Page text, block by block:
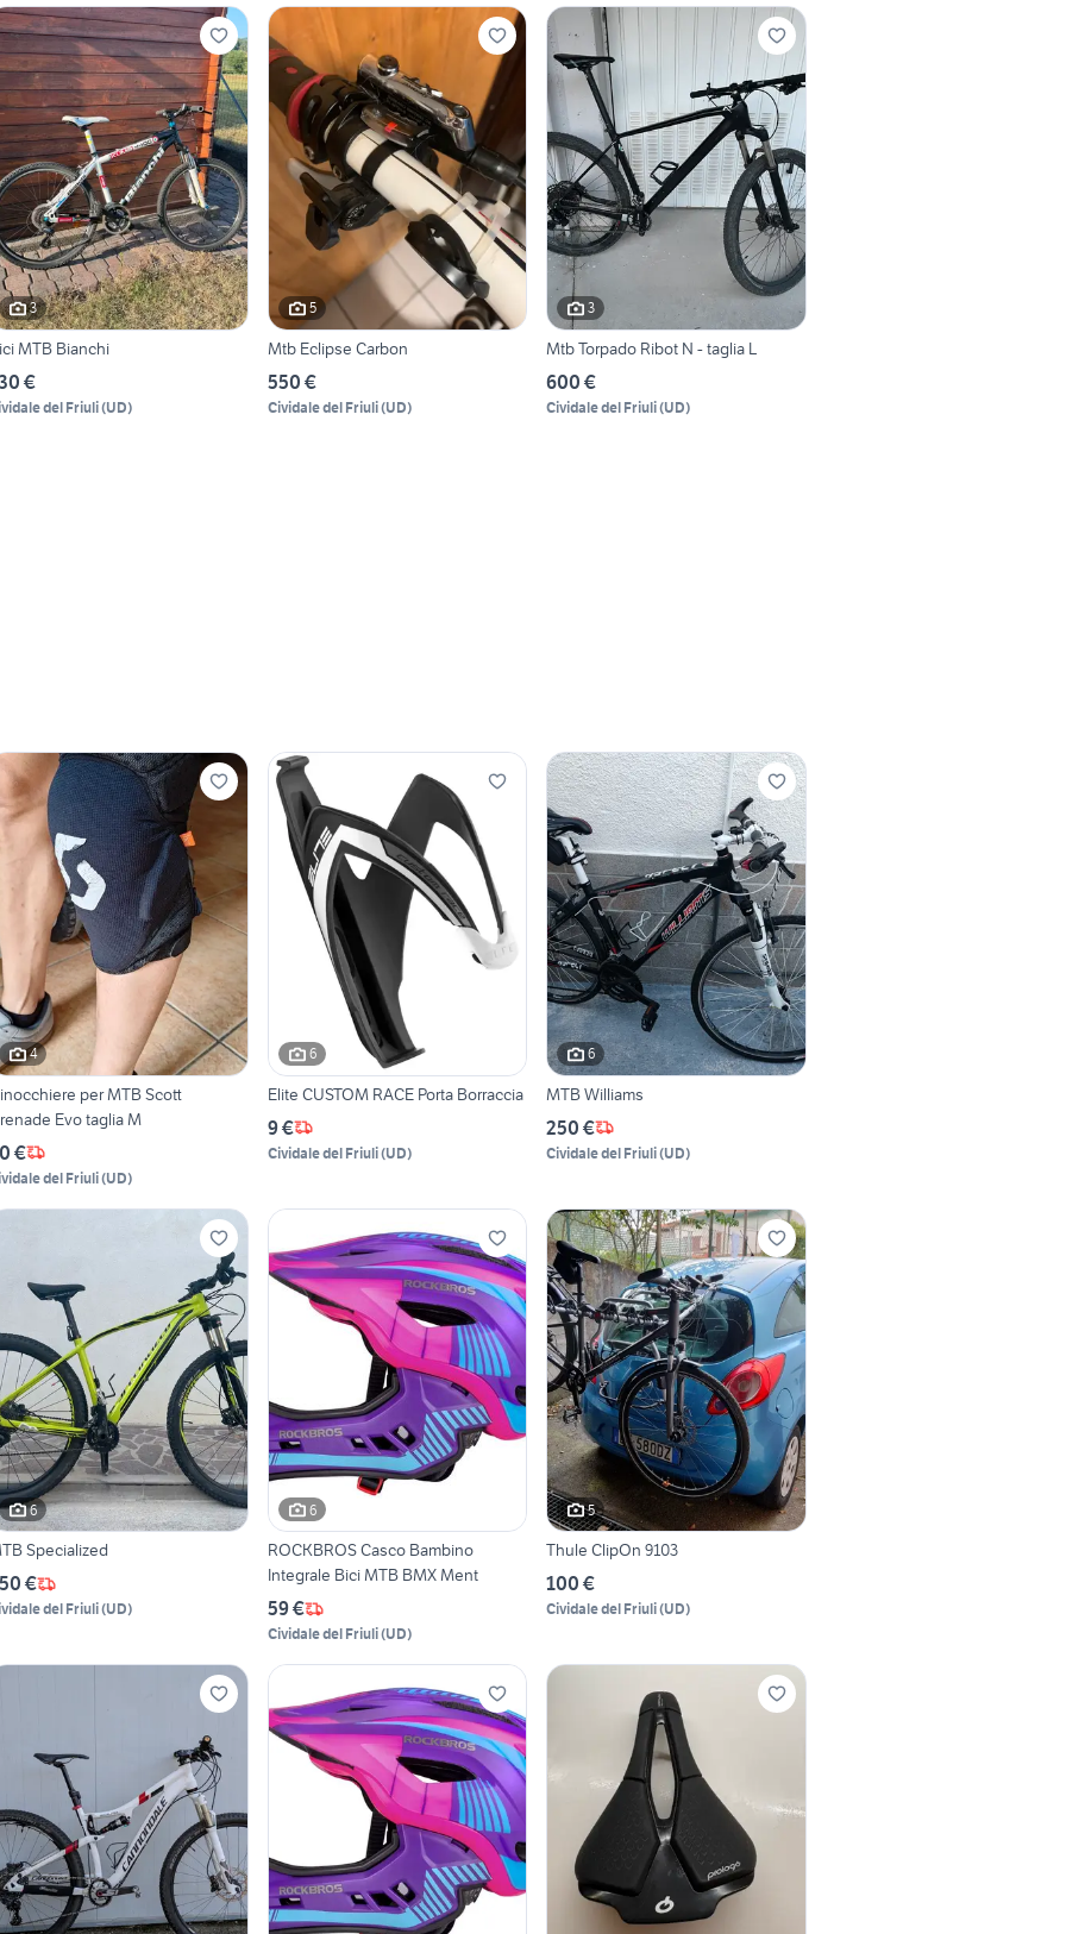
3
MTB Bianchi
€
del Friuli(UD)
5
Mtb Eclipse Carbon
550 €
Cividale del Friuli(UD)
3
Mtb Torpado Ribot N - taglia L
600 €
Cividale del Friuli(UD)
4
per MTB Scott
Evo taglia M
€
del Friuli(UD)
6
Elite CUSTOM RACE Porta Borraccia
9 €
Cividale del Friuli(UD)
6
MTB Williams
250 €
Cividale del Friuli(UD)
6
Specialized
€
del Friuli(UD)
6
ROCKBROS Casco Bambino
Integrale Bici MTB BMX Ment
59 €
Cividale del Friuli(UD)
5
Thule ClipOn 9103
100 €
Cividale del Friuli(UD)